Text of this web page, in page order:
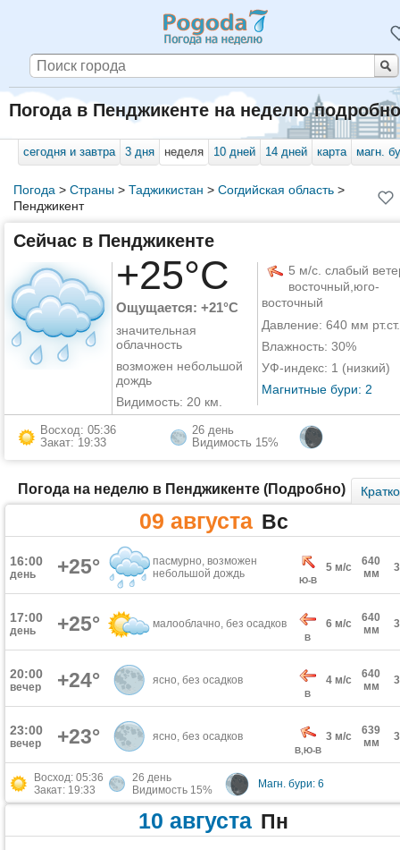
Погода в Пенджикенте на неделю подробно
сегодня и завтра 3 дня неделя 10 дней 14 дней карта магн.
Погода > Страны> Таджикистан > Согдийская область>
Пенджикент
Сейчас в Пенджикенте
+25°C
Ощущается: +21°C
значительная
облачность
возможен небольшой
дождь
Видимость: 20 км.
5 м/с. слабый
восточный,юго-
восточный
Давление: 640 мм рт.ст.
Влажность: 30%
УФ-индекс: 1 (низкий)
Магнитные бури: 2
Восход: 05:36
Закат: 19:33
26 день
Видимость 15%
Погода на неделю в Пенджикенте (Подробно) Кратко
09 августа Вс
16:00
день +25°
пасмурно, возможен
небольшой дождь
Ю-В
5 м/с
640
мм
17:00
день +25° малооблачно, без осадков
В
6 м/с
640
мм
20:00
вечер +24° ясно, без осадков
В
4 м/с
640
мм
23:00
вечер +23° ясно, без осадков
В,Ю-В
3 м/с
639
мм
Восход: 05:36
Закат: 19:33
26 день
Видимость 15%
Магн. бури: 6
10 августа Пн